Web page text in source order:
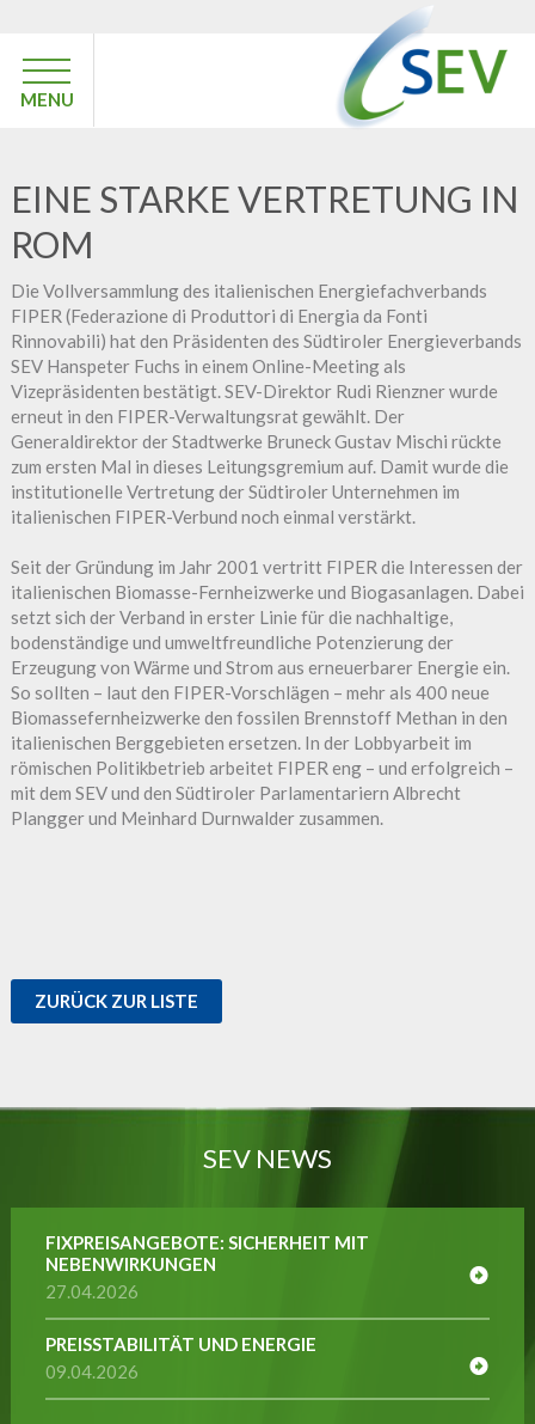
MENU
EINE STARKE VERTRETUNG IN
ROM
Die Vollversammlung des italienischen Energiefachverbands
FIPER (Federazione di Produttori di Energia da Fonti
Rinnovabili) hat den Präsidenten des Südtiroler Energieverbands
SEV Hanspeter Fuchs in einem Online-Meeting als
Vizepräsidenten bestätigt. SEV-Direktor Rudi Rienzner wurde
erneut in den FIPER-Verwaltungsrat gewählt. Der
Generaldirektor der Stadtwerke Bruneck Gustav Mischi rückte
zum ersten Mal in dieses Leitungsgremium auf. Damit wurde die
institutionelle Vertretung der Südtiroler Unternehmen im
italienischen FIPER-Verbund noch einmal verstärkt.
Seit der Gründung im Jahr 2001 vertritt FIPER die Interessen der
italienischen Biomasse-Fernheizwerke und Biogasanlagen. Dabei
setzt sich der Verband in erster Linie für die nachhaltige,
bodenständige und umweltfreundliche Potenzierung der
Erzeugung von Wärme und Strom aus erneuerbarer Energie ein.
So sollten – laut den FIPER-Vorschlägen – mehr als 400 neue
Biomassefernheizwerke den fossilen Brennstoff Methan in den
italienischen Berggebieten ersetzen. In der Lobbyarbeit im
römischen Politikbetrieb arbeitet FIPER eng – und erfolgreich –
mit dem SEV und den Südtiroler Parlamentariern Albrecht
Plangger und Meinhard Durnwalder zusammen.
ZURÜCK ZUR LISTE
SEV NEWS
FIXPREISANGEBOTE: SICHERHEIT MIT
NEBENWIRKUNGEN
27.04.2026
PREISSTABILITÄT UND ENERGIE
09.04.2026